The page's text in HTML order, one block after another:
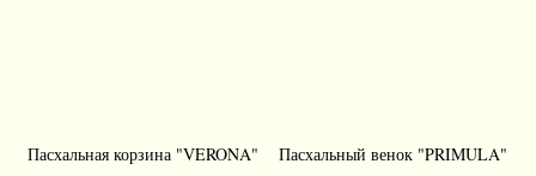
Пасхальная корзина "VERONA" Пасхальный венок "PRIMULA"